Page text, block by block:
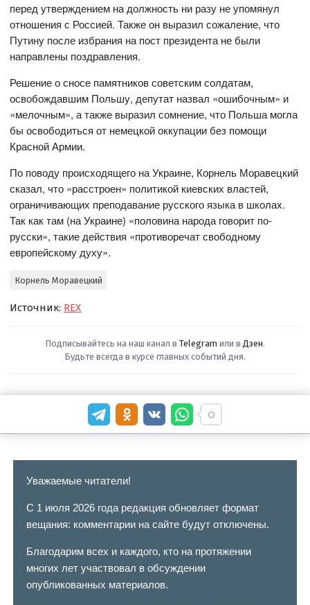
перед утверждением на должность ни разу не упомянул
отношения с Россией. Также он выразил сожаление, что
Путину после избрания на пост президента не были
направлены поздравления.
Решение о сносе памятников советским солдатам,
освобождавшим Польшу, депутат назвал «ошибочным» и
«мелочным», а также выразил сомнение, что Польша могла
бы освободиться от немецкой оккупации без помощи
Красной Армии.
По поводу происходящего на Украине, Корнель Моравецкий
сказал, что «расстроен» политикой киевских властей,
ограничивающих преподавание русского языка в школах.
Так как там (на Украине) «половина народа говорит по-
русски», такие действия «противоречат свободному
европейскому духу».
Корнель Моравецкий
Источник: REX
Подписывайтесь на наш канал в Telegram или в Дзен.
Будьте всегда в курсе главных событий дня.
Уважаемые читатели!
С 1 июля 2026 года редакция обновляет формат
вещания: комментарии на сайте будут отключены.
Благодарим всех и каждого, кто на протяжении
многих лет участвовал в обсуждении
опубликованных материалов.